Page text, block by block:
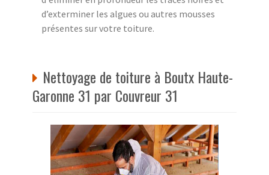
d’exterminer les algues ou autres mousses
présentes sur votre toiture.
Nettoyage de toiture à Boutx Haute-
Garonne 31 par Couvreur 31